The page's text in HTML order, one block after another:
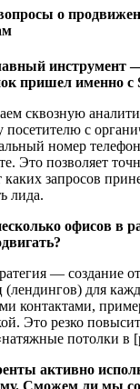
о
инструмент
пришел именно с
сквозную
с
номер
Это позволяет
каких запросов
лида.
офисов в
— создание
для
контактами,
Это резко
потолки в
активно